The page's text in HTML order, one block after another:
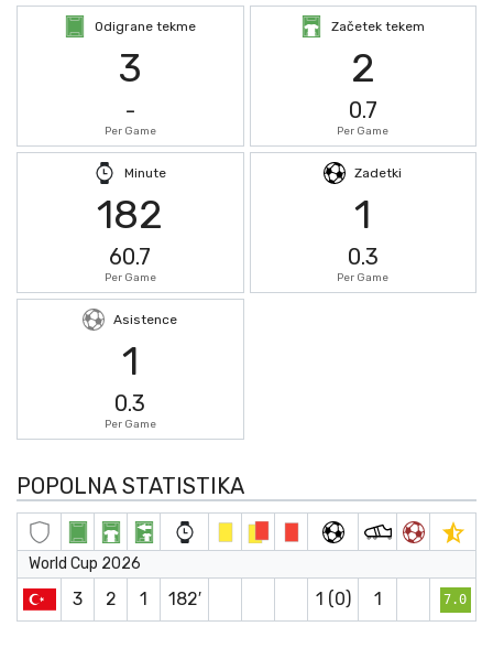
Odigrane tekme
3
-
Per Game
Začetek tekem
2
0.7
Per Game
Minute
182
60.7
Per Game
Zadetki
1
0.3
Per Game
Asistence
1
0.3
Per Game
POPOLNA STATISTIKA
World Cup 2026
3 2 1 182′ 1 (0) 1 7.0